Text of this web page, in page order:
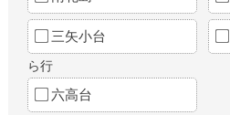
三矢小台
ら行
六高台